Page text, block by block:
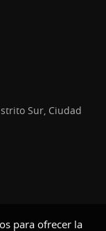
para ofrecer la
Sur, Ciudad